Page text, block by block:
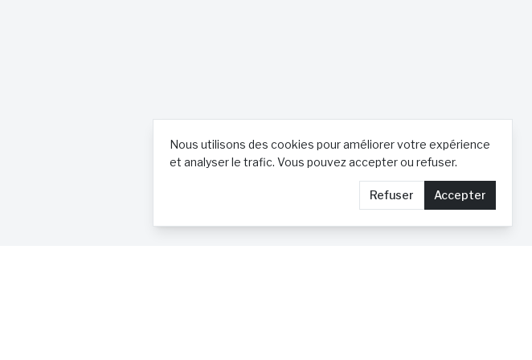
Nous utilisons des cookies pour améliorer votre expérience
et analyser le trafic. Vous pouvez accepter ou refuser.
Refuser Accepter